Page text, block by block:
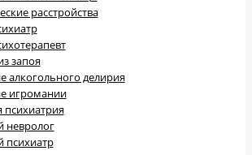
расстройства
запоя
алкогольного делирия
игромании
психиатрия
невролог
психиатр